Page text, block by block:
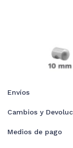
Envíos
Cambios y
Medios de pago